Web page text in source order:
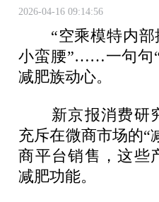
2026-04-16 09:14:56
“空乘模特内部
小蛮腰”……一句句
减肥族动心。
新京报消费研
充斥在微商市场的“
商平台销售，这些
减肥功能。